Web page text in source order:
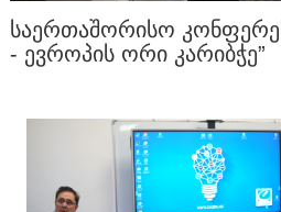
ᲡᲐᲔᲠᲗᲐᲨᲝᲠᲘᲡᲝ
- ᲔᲕᲠᲝᲞᲘᲡ ᲝᲠᲘ ᲙᲐᲠᲘᲑᲭᲔ”